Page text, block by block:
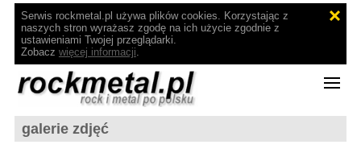
Serwis rockmetal.pl używa plików cookies. Korzystając z
naszych stron wyrażasz zgodę na ich użycie zgodnie z
ustawieniami Twojej przeglądarki.
Zobacz więcej informacji.
galerie zdjęć